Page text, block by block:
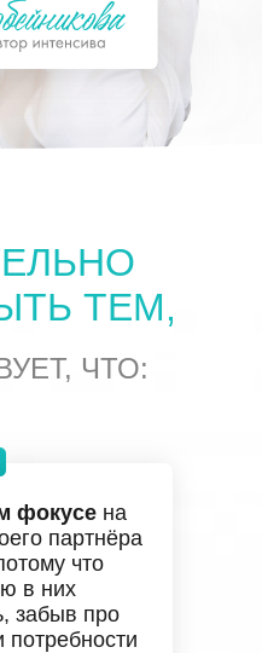
ТЕМ,
ЧТО:
фокусена
партнёра
что
в них
забыв про